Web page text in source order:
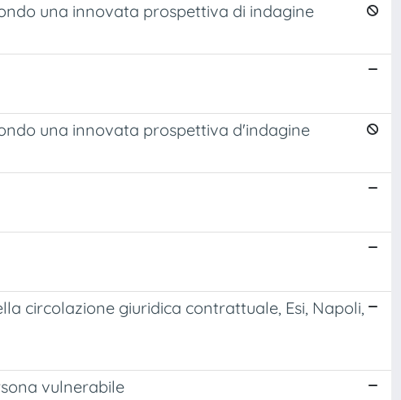
una innovata prospettiva di indagine
una innovata prospettiva d'indagine
circolazione giuridica contrattuale, Esi, Napoli,
vulnerabile